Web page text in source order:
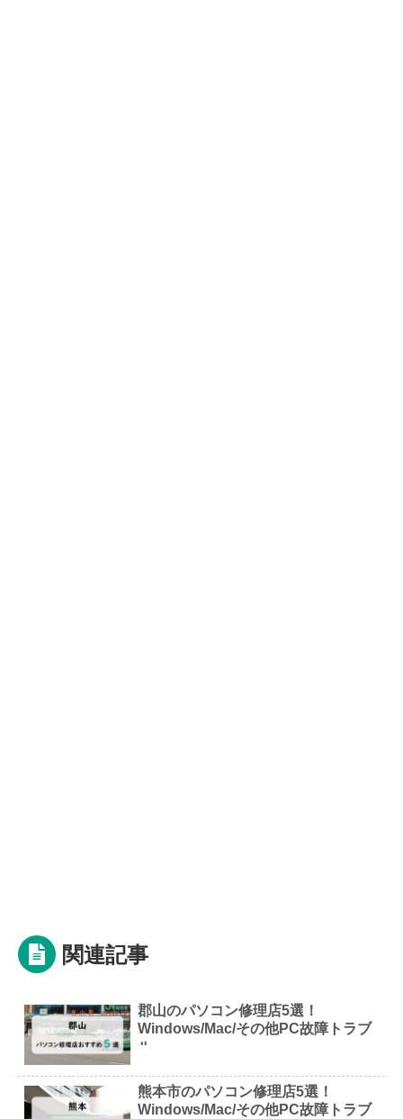
関連記事
郡山のパソコン修理店5選！
Windows/Mac/その他PC故障トラブ
ル
熊本市のパソコン修理店5選！
Windows/Mac/その他PC故障トラブ